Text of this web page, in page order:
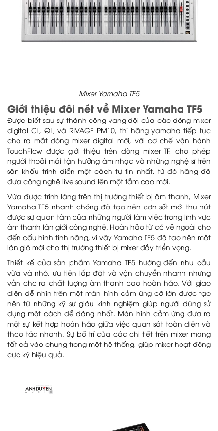
Mixer Yamaha TF5
Giới thiệu đôi nét về Mixer Yamaha TF5
Được biết sau sự thành công vang dội của các dòng mixer
digital CL, QL, và RIVAGE PM10, thì hãng yamaha tiếp tục
cho ra mắt dòng mixer digital mới, với cơ chế vận hành
TouchFlow được giới thiệu trên dòng mixer TF, cho phép
người thoải mái tận hưởng âm nhạc và những nghệ sĩ trên
sân khấu trình diễn một cách tự tin nhất, từ đó hãng đã
đưa công nghệ live sound lên một tầm cao mới.
Vừa được trình làng trên thị trường thiết bị âm thanh, Mixer
Yamaha TF5 nhanh chóng đã tạo nên cơn sốt mới thu hút
được sự quan tâm của những người làm việc trong lĩnh vực
âm thanh lẫn giới công nghệ. Hoàn hảo từ cả vẻ ngoài cho
đến cấu hình tính năng, vì vậy Yamaha TF5 đã tạo nên một
làn gió mới cho thị trường thiết bị mixer đầy triển vọng.
Thiết kế của sản phẩm Yamaha TF5 hướng đến nhu cầu
vừa và nhỏ, ưu tiên lắp đặt và vận chuyển nhanh nhưng
vẫn cho ra chất lượng âm thanh cao hoàn hảo. Với giao
diện dễ nhìn trên một màn hình cảm ứng cỡ lớn được tạo
nên từ những kỹ sư giàu kinh nghiệm giúp người dùng sử
dụng một cách dễ dàng nhất. Màn hình cảm ứng đưa ra
một sự kết hợp hoàn hảo giữa việc quan sát toàn diện và
thao tác nhanh. Sự bố trí của các chi tiết trên mixer mang
tất cả vào chung trong một hệ thống, giúp mixer hoạt động
cực kỳ hiệu quả.